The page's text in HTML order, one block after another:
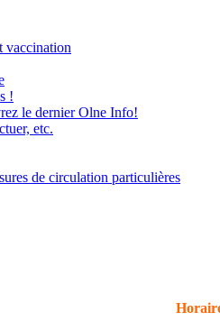
vaccination
!
le dernier Olne Info!
etc.
de circulation particulières